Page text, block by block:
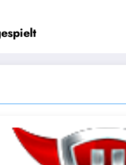
eingespielt